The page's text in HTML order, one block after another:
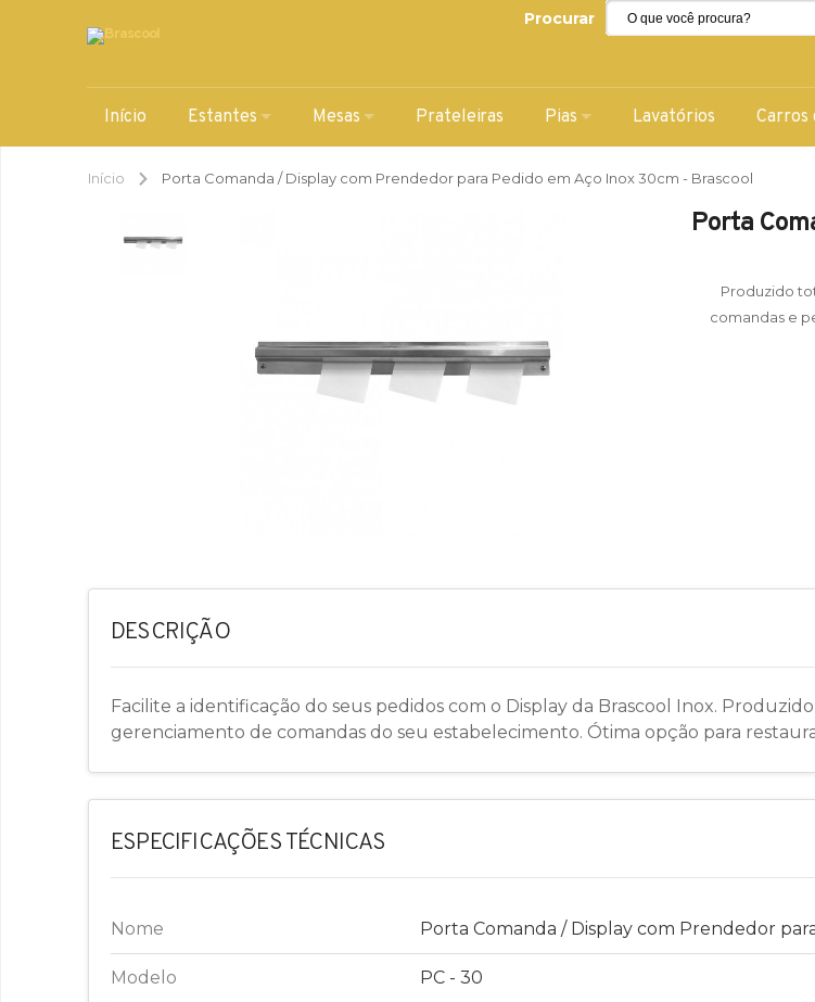
Procurar
Início Estantes Mesas Prateleiras Pias Lavatórios Carros
Início Porta Comanda / Display com Prendedor para Pedido em Aço Inox 30cm - Brascool
Porta
Produzido
comandas e
DESCRIÇÃO
Facilite a identificação do seus pedidos com o Display da Brascool Inox.
gerenciamento de comandas do seu estabelecimento. Ótima opção para
ESPECIFICAÇÕES TÉCNICAS
Nome Porta Comanda / Display com Prendedor
Modelo PC - 30